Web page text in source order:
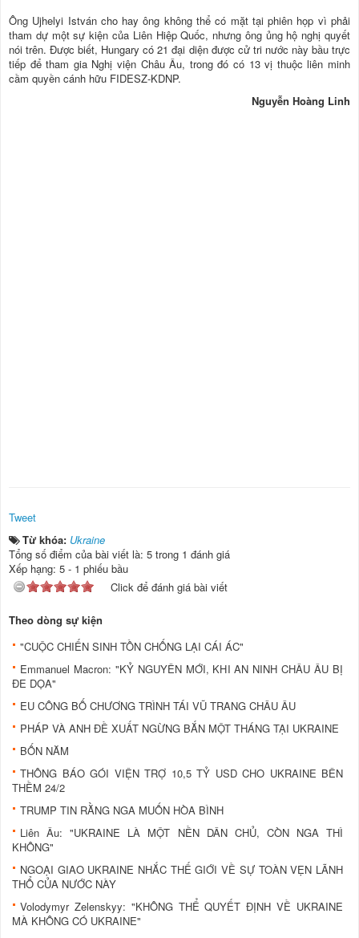
Ông Ujhelyi István cho hay ông không thể có mặt tại phiên họp vì phải
tham dự một sự kiện của Liên Hiệp Quốc, nhưng ông ủng hộ nghị quyết
nói trên. Được biết, Hungary có 21 đại diện được cử tri nước này bầu trực
tiếp để tham gia Nghị viện Châu Âu, trong đó có 13 vị thuộc liên minh
cầm quyền cánh hữu FIDESZ-KDNP.
Nguyễn Hoàng Linh
Tweet
Từ khóa: Ukraine
Tổng số điểm của bài viết là: 5 trong 1 đánh giá
Xếp hạng: 5 - 1 phiếu bầu
Click để đánh giá bài viết
Theo dòng sự kiện
"CUỘC CHIẾN SINH TỒN CHỐNG LẠI CÁI ÁC"
Emmanuel Macron: "KỶ NGUYÊN MỚI, KHI AN NINH CHÂU ÂU BỊ
ĐE DỌA"
EU CÔNG BỐ CHƯƠNG TRÌNH TÁI VŨ TRANG CHÂU ÂU
PHÁP VÀ ANH ĐỀ XUẤT NGỪNG BẮN MỘT THÁNG TẠI UKRAINE
BỐN NĂM
THÔNG BÁO GÓI VIỆN TRỢ 10,5 TỶ USD CHO UKRAINE BÊN
THỀM 24/2
TRUMP TIN RẰNG NGA MUỐN HÒA BÌNH
Liên Âu: "UKRAINE LÀ MỘT NỀN DÂN CHỦ, CÒN NGA THÌ
KHÔNG"
NGOẠI GIAO UKRAINE NHẮC THẾ GIỚI VỀ SỰ TOÀN VẸN LÃNH
THỔ CỦA NƯỚC NÀY
Volodymyr Zelenskyy: "KHÔNG THỂ QUYẾT ĐỊNH VỀ UKRAINE
MÀ KHÔNG CÓ UKRAINE"